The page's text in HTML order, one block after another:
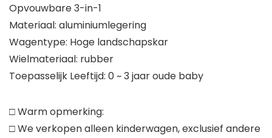
Opvouwbare 3-in-1
Materiaal: aluminiumlegering
Wagentype: Hoge landschapskar
Wielmateriaal: rubber
Toepasselijk Leeftijd: 0 ~ 3 jaar oude baby
□ Warm opmerking:
□ We verkopen alleen kinderwagen, exclusief andere